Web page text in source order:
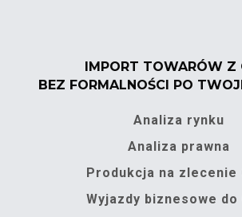
IMPORT TOWARÓW Z
BEZ FORMALNOŚCI PO
Analiza rynku
Analiza prawna
Produkcja na zlecenie
Wyjazdy biznesowe do